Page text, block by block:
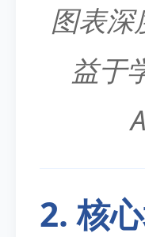
图表深
益于
2. 核